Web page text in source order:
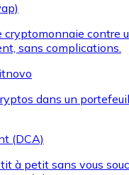
cryptomonnaie contre
sans complications.
dans un
(DCA)
à petit sans vous